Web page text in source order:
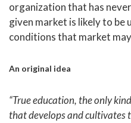
organization that has
given market is likely to
conditions that market
An original idea
“True education, the only
that develops and cultivates